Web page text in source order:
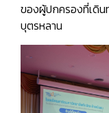
ของผู้ปกครองที่เดิ
บุตรหลาน